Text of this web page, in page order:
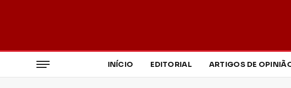
INÍCIO EDITORIAL ARTIGOS DE